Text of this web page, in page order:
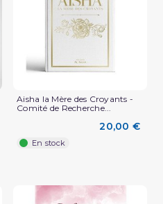
Aisha la Mère des Croyants -
Comité de Recherche...
20,00 €
En stock